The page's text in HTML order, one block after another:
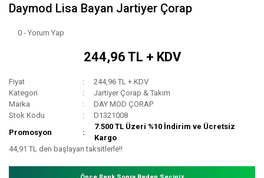
Daymod Lisa Bayan Jartiyer Çorap
0 - Yorum Yap
244,96 TL + KDV
Fiyat
244,96 TL + KDV
Kategori
Jartiyer Çorap & Takım
Marka
DAY MOD ÇORAP
Stok Kodu
D1321008
Promosyon
7.500 TL Üzeri %10 İndirim ve Ücretsiz
Kargo
44,91 TL den başlayan taksitlerle!!